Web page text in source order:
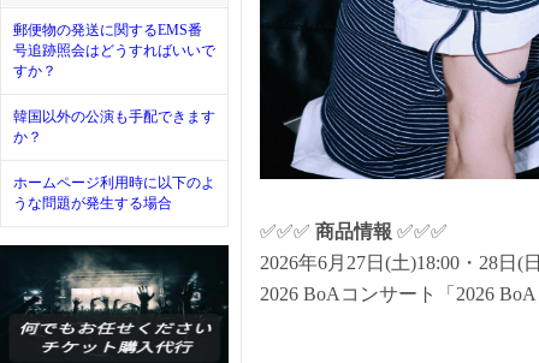
郵便物の発送に関するEMS番
号追跡照会はどうすればいいで
すか？
韓国以外の公演も手配できます
か？
ホームページ利用時に以下のよ
うな問題が発生する場合
✅✅✅ 商品情報 ✅✅✅
2026年6月27日(土)18:00・28日
2026 BoAコンサート「2026